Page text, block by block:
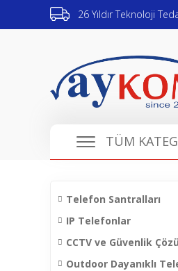
26 Yıldır Teknoloji
TÜM
Telefon Santralları
IP Telefonlar
CCTV ve Güvenlik
Outdoor Dayanıklı